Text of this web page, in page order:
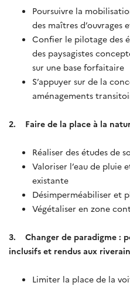
Poursuivre la
des maîtres d’ouvrages
Confier le pilotage des
des paysagistes
sur une base forfaitaire
S’appuyer sur de la
aménagements
2. Faire de la place à la
Réaliser des études de
Valoriser l’eau de pluie
existante
Désimperméabiliser et
Végétaliser en zone
3. Changer de paradigme :
inclusifs et rendus aux
Limiter la place de la